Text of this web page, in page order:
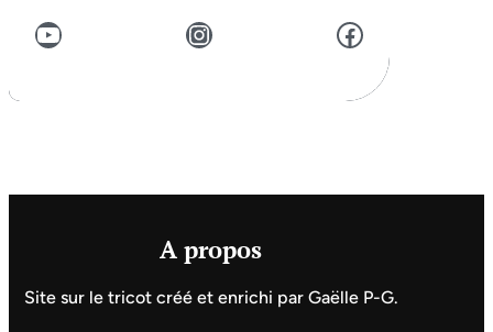
YouTube Instagram Facebook
A propos
Site sur le tricot créé et enrichi par Gaëlle P-G.